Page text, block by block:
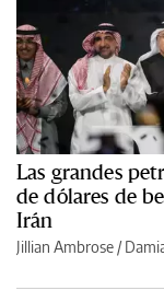
Las grandes
de dólares de
Irán
Jillian Ambrose /